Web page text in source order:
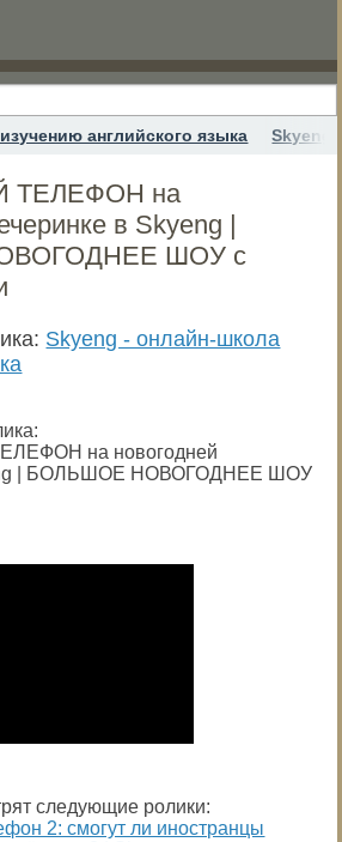
английского языка Skyeng
на
в Skyeng |
ШОУ c
Skyeng - онлайн-школа
следующие ролики: